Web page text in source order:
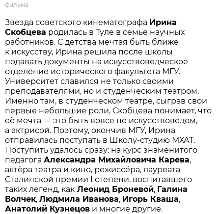
фильма
Звезда советского кинематографа Ирина
Скобцева родилась в Туле в семье научных
работников. С детства мечтая быть ближе
к искусству, Ирина решила после школы
подавать документы на искусствоведческое
отделение исторического факультета МГУ.
Университет славился не только своими
преподавателями, но и студенческим театром.
Именно там, в студенческом театре, сыграв свои
первые небольшие роли, Скобцева понимает, что
её мечта — это быть вовсе не искусствоведом,
а актрисой. Поэтому, окончив МГУ, Ирина
отправилась поступать в Школу-студию МХАТ.
Поступить удалось сразу: на курс знаменитого
педагогаАлександра Михайловича Карева,
актёра театра и кино, режиссёра, лауреата
Сталинской премии I степени, воспитавшего
таких легенд, как Леонид Броневой, Галина
Волчек,Людмила Иванова, Игорь Кваша,
Анатолий Кузнецов и многие другие.